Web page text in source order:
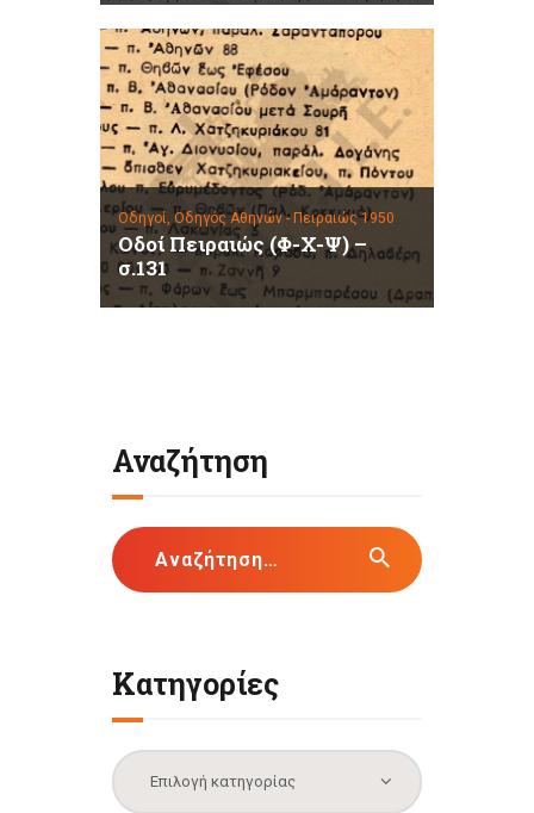
Οδηγοί, Οδηγός Αθηνών - Πειραιώς 1950
Οδοί Πειραιώς (Φ-Χ-Ψ) –
σ.131
Αναζήτηση
Αναζήτηση
για:
Κατηγορίες
Κατηγορίες